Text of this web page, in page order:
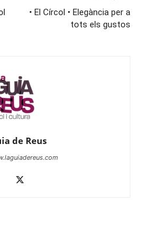
• El Círcol • Elegància per a
tots els gustos
de Reus